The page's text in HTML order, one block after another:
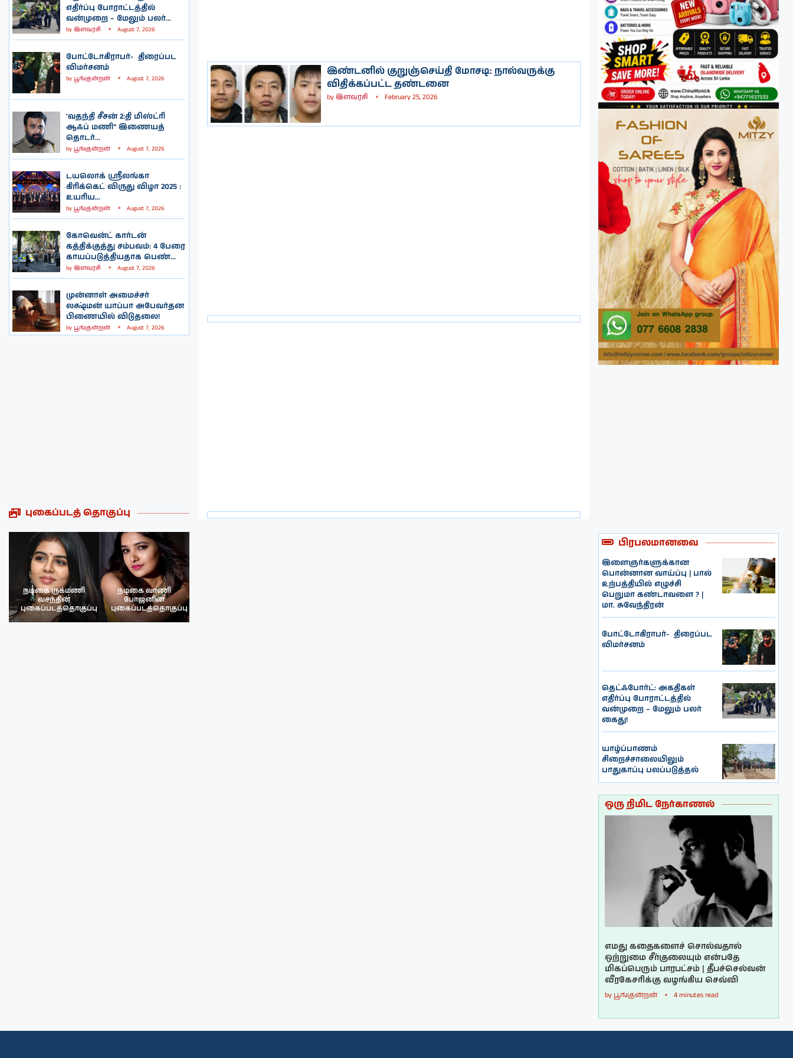
எதிர்ப்பு போராட்டத்தில்
வன்முறை – மேலும் பலர்...
by இளவரசி August 7, 2026
போட்டோகிராபர்- ‌ திரைப்பட
விமர்சனம்
by பூங்குன்றன் August 7, 2026
‘வதந்தி சீசன் 2:தி மிஸ்ட்ரி
ஆஃப் மணி” இணையத்
தொடர்...
by பூங்குன்றன் August 7, 2026
டயலொக் ஸ்ரீலங்கா
கிரிக்கெட் விருது விழா 2025 :
உயரிய...
by பூங்குன்றன் August 7, 2026
கோவென்ட் கார்டன்
கத்திக்குத்து சம்பவம்: 4 பேரை
காயப்படுத்தியதாக பெண்...
by இளவரசி August 7, 2026
முன்னாள் அமைச்சர்
லக்ஷ்மன் யாப்பா அபேவர்தன
பிணையில் விடுதலை!
by பூங்குன்றன் August 7, 2026
புகைப்படத் தொகுப்பு
நடிகை ருக்மணி
வசந்தின்
புகைப்படத்தொகுப்பு
நடிகை வாணி
போஜனின்
புகைப்படத்தொகுப்பு
இண்டனில் குறுஞ்செய்தி மோசடி: நால்வருக்கு
விதிக்கப்பட்ட தண்டனை
byஇளவரசி February 25, 2026
பிரபலமானவை
இளைஞர்களுக்கான
பொன்னான வாய்ப்பு | பால்
உற்பத்தியில் எழுச்சி
பெறுமா கண்டாவளை ? |
மா. சுவேந்திரன்
போட்டோகிராபர்- ‌ திரைப்பட
விமர்சனம்
தெட்ஃபோர்ட்: அகதிகள்
எதிர்ப்பு போராட்டத்தில்
வன்முறை – மேலும் பலர்
கைது!
யாழ்ப்பாணம்
சிறைச்சாலையிலும்
பாதுகாப்பு பலப்படுத்தல்
ஒரு நிமிட நேர்காணல்
எமது கதைகளைச் சொல்வதால்
ஒற்றுமை சீர்குலையும் என்பதே
மிகப்பெரும் பாரபட்சம் | தீபச்செல்வன்
வீரகேசரிக்கு வழங்கிய செவ்வி
by பூங்குன்றன் 4 minutes read